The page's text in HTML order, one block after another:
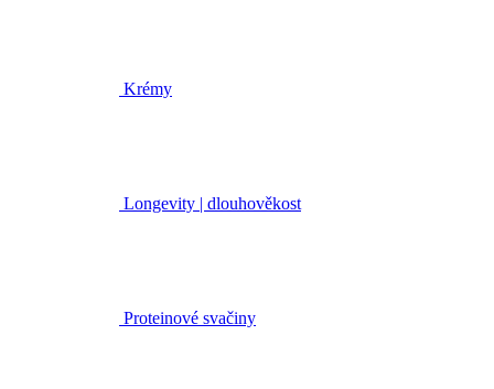
Krémy
Longevity | dlouhověkost
Proteinové svačiny